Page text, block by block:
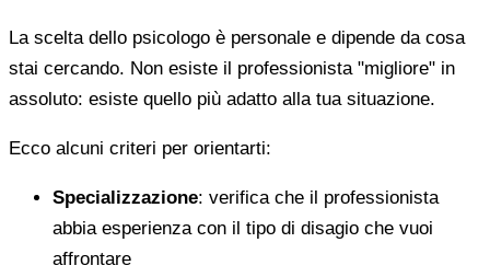
La scelta dello psicologo è personale e dipende da cosa
stai cercando. Non esiste il professionista "migliore" in
assoluto: esiste quello più adatto alla tua situazione.
Ecco alcuni criteri per orientarti:
Specializzazione: verifica che il professionista
abbia esperienza con il tipo di disagio che vuoi
affrontare